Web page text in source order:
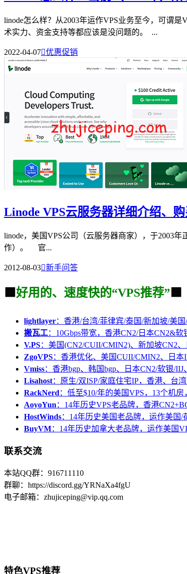
linode怎么样？从2003年运作VPS业务至今，可谓
术实力、资金支持等都应该是没问题的。 ...
2022-04-07优惠促销
Linode VPS云服务器详细介绍、
linode，美国VPS公司（云服务器商家），于2003
作）。 官...
2012-08-03新手问答
🟩 好用的、速度快的“VPS推荐” 🟩
lightlayer：香港/台湾/菲律宾/泰国/新加坡/美
搬瓦工：10Gbps带宽，香港CN2/日本CN2&
V.PS：美国(CN2/CUII/CMIN2)、新加坡CN2
ZgoVPS：香港优化、美国CUII/CMIN2、日
Vmiss：香港bgp、韩国bgp、日本CN2/软银/
Lisahost：原生/双ISP/家庭住宅IP，香港、台
RackNerd ：低至$10/年的美国VPS，13个机
AoyoYun ：14年历史VPS老品牌，香港
HostWinds：14年历史美国老品牌，运作美国
BuyVM：14年历史加拿大老品牌，运作美国
联系交流
本站QQ群：916711110
群聊：https://discord.gg/YRNaXa4fgU
电子邮箱：zhujiceping@vip.qq.com
特色VPS推荐